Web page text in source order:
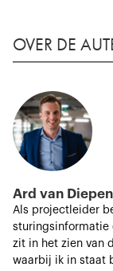
OVER DE
Ard van Diepen
Als projectleider
sturingsinformatie
zit in het zien van
waarbij ik in staat